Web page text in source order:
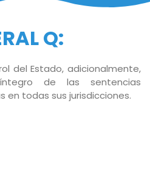
Q:
del Estado, adicionalmente,
de las sentencias
en todas sus jurisdicciones.